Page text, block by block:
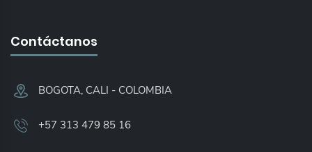
Contáctanos
BOGOTA, CALI - COLOMBIA​
+57 313 479 85 16